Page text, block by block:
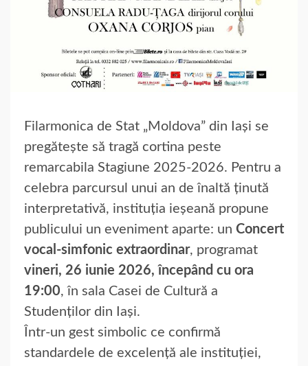
Filarmonica de Stat „Moldova” din Iași se
pregătește să tragă cortina peste
remarcabila Stagiune 2025-2026. Pentru a
celebra parcursul unui an de înaltă ținută
interpretativă, instituția ieșeană propune
publicului un eveniment aparte: un Concert
vocal-simfonic extraordinar, programat
vineri, 26 iunie 2026, începând cu ora
19:00, în sala Casei de Cultură a
Studenților din Iași.
Într-un gest simbolic ce confirmă
standardele de excelență ale instituției,